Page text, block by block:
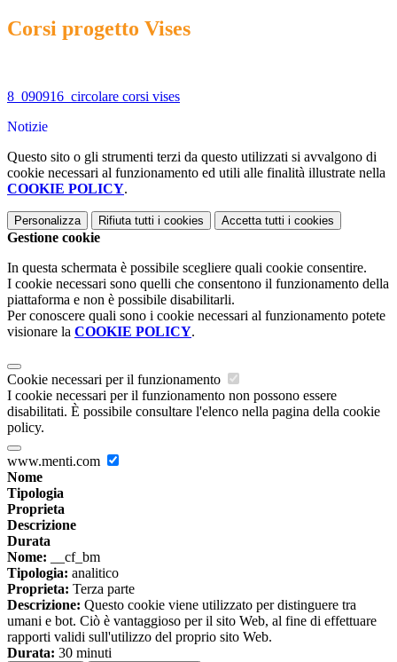
Corsi progetto Vises
8_090916_circolare corsi vises
Notizie
Questo sito o gli strumenti terzi da questo utilizzati si avvalgono di
cookie necessari al funzionamento ed utili alle finalità illustrate nella
COOKIE POLICY.
Personalizza Rifiuta tutti i cookies Accetta tutti i cookies
Gestione cookie
In questa schermata è possibile scegliere quali cookie consentire.
I cookie necessari sono quelli che consentono il funzionamento della
piattaforma e non è possibile disabilitarli.
Per conoscere quali sono i cookie necessari al funzionamento potete
visionare la COOKIE POLICY.
Cookie necessari per il funzionamento
I cookie necessari per il funzionamento non possono essere
disabilitati. È possibile consultare l'elenco nella pagina della cookie
policy.
www.menti.com
Nome
Tipologia
Proprieta
Descrizione
Durata
Nome: __cf_bm
Tipologia: analitico
Proprieta: Terza parte
Descrizione: Questo cookie viene utilizzato per distinguere tra
umani e bot. Ciò è vantaggioso per il sito Web, al fine di effettuare
rapporti validi sull'utilizzo del proprio sito Web.
Durata: 30 minuti